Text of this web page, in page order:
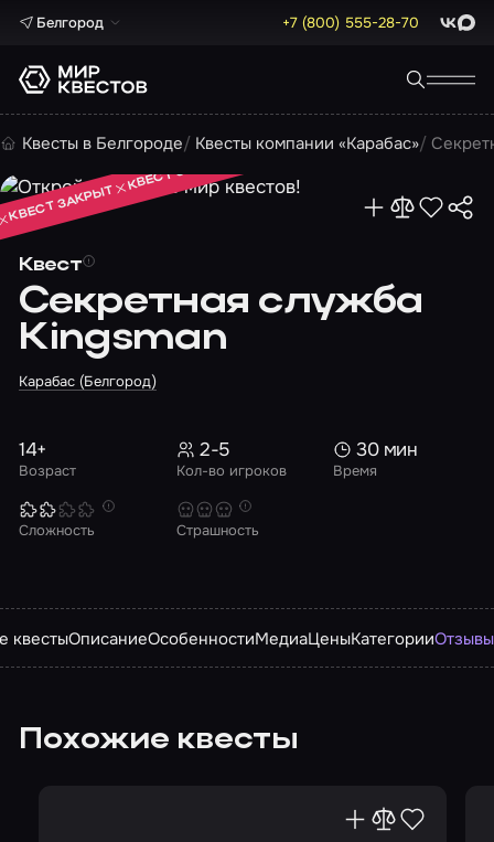
Белгород +7 (800) 555-28-70 Max
Квесты в Белгороде Квесты компании «Карабас»
Квест
Секретная служба
Kingsman
Карабас (Белгород)
КВЕСТ ЗАКРЫТ
КВЕСТ ЗАКРЫТ
КВЕСТ ЗАКРЫТ
Возраст
14+
Кол-во игроков
2-5
Время
30 мин
Сложность Страшность
квестыОписаниеОсобенностиМедиаЦеныКатегорииОтзывы
Похожие квесты